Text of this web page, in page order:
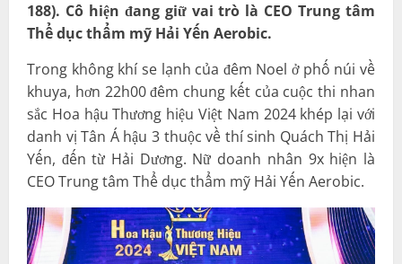
188). Cô hiện đang giữ vai trò là CEO Trung tâm
Thể dục thẩm mỹ Hải Yến Aerobic.
Trong không khí se lạnh của đêm Noel ở phố núi về
khuya, hơn 22h00 đêm chung kết của cuộc thi nhan
sắc Hoa hậu Thương hiệu Việt Nam 2024 khép lại với
danh vị Tân Á hậu 3 thuộc về thí sinh Quách Thị Hải
Yến, đến từ Hải Dương. Nữ doanh nhân 9x hiện là
CEO Trung tâm Thể dục thẩm mỹ Hải Yến Aerobic.